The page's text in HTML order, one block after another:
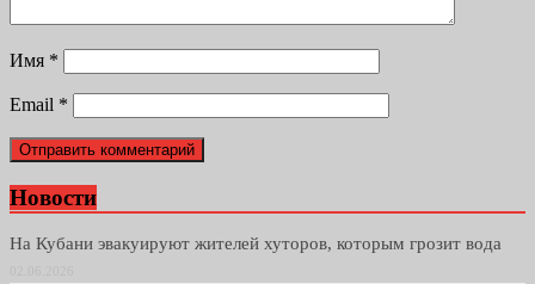
Имя *
Email *
Новости
На Кубани эвакуируют жителей хуторов, которым грозит вода